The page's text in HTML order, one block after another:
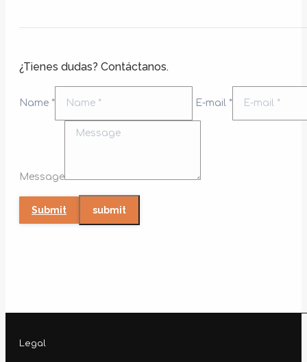
¿Tienes dudas? Contáctanos.
Name * E-mail *
Message
Submit
Legal